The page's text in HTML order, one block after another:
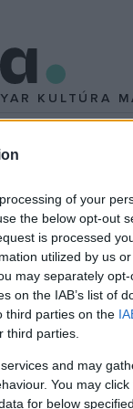
of your
the below opt-out
is processed
utilized by us
may separately
on the IAB’s list of
third parties on the
third parties.
and may
You may
for below
KULTÚRA
az ember tenyerét.
a benne bízók
is.
történelem régi,
A törött nádszál"a